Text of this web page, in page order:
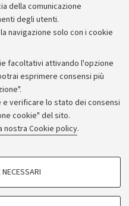
della comunicazione
degli utenti.
navigazione solo con i cookie
facoltativi attivando l'opzione
esprimere consensi più
verificare lo stato dei consensi
cookie" del sito.
nostra Cookie policy.
stampa
stampa